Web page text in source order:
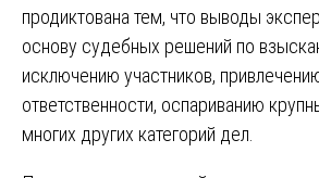
продиктована тем, что выводы
основу судебных решений по
исключению участников,
ответственности, оспариванию
многих других категорий дел.